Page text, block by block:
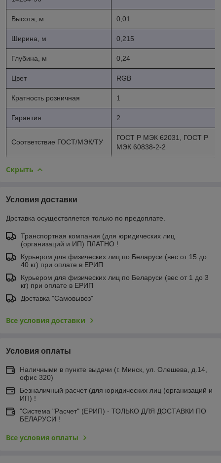
Высота, м 0,01
Ширина, м 0,215
Глубина, м 0,24
Цвет RGB
Кратность розничная 1
Гарантия 2
Соответствие ГОСТ/МЭК/ТУ
ГОСТ Р МЭК 62031, ГОСТ Р
МЭК 60838-2-2
Скрыть
Условия доставки
Доставка осуществляется только по предоплате.
Транспортная компания (для юридических лиц
(организаций и ИП) ПЛАТНО !
Курьером для физических лиц по Беларуси (вес от 15 до
40 кг) при оплате в ЕРИП
Курьером для физических лиц по Беларуси (вес от 1 до 3
кг) при оплате в ЕРИП
Доставка "Самовывоз"
Все условия доставки
Условия оплаты
Наличными в пункте выдачи (г. Минск, ул. Олешева, д.14,
офис 320)
Безналичный расчет (для юридических лиц (организаций и
ИП) !
"Система "Расчет" (ЕРИП) - ТОЛЬКО ДЛЯ ДОСТАВКИ ПО
БЕЛАРУСИ !
Все условия оплаты